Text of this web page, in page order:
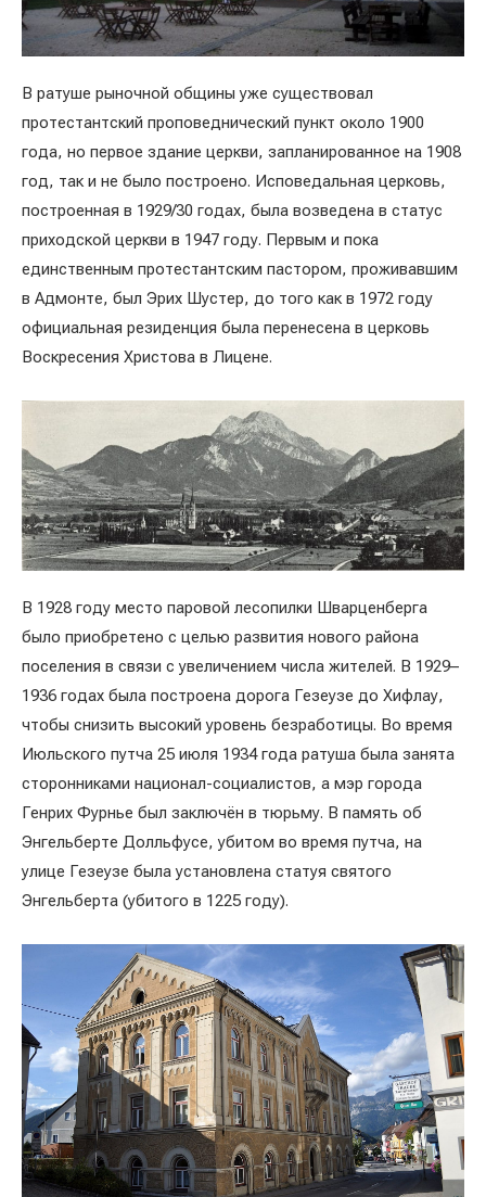
В ратуше рыночной общины уже существовал
протестантский проповеднический пункт около 1900
года, но первое здание церкви, запланированное на 1908
год, так и не было построено. Исповедальная церковь,
построенная в 1929/30 годах, была возведена в статус
приходской церкви в 1947 году. Первым и пока
единственным протестантским пастором, проживавшим
в Адмонте, был Эрих Шустер, до того как в 1972 году
официальная резиденция была перенесена в церковь
Воскресения Христова в Лицене.
В 1928 году место паровой лесопилки Шварценберга
было приобретено с целью развития нового района
поселения в связи с увеличением числа жителей. В 1929–
1936 годах была построена дорога Гезеузе до Хифлау,
чтобы снизить высокий уровень безработицы. Во время
Июльского путча 25 июля 1934 года ратуша была занята
сторонниками национал-социалистов, а мэр города
Генрих Фурнье был заключён в тюрьму. В память об
Энгельберте Долльфусе, убитом во время путча, на
улице Гезеузе была установлена статуя святого
Энгельберта (убитого в 1225 году).